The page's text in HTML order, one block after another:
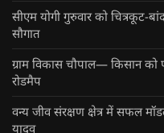
सीएम योगी गुरुवार को चित्रकूट-
सौगात
ग्राम विकास चौपाल— किसान को
रोडमैप
वन्य जीव संरक्षण क्षेत्र में सफल
यादव